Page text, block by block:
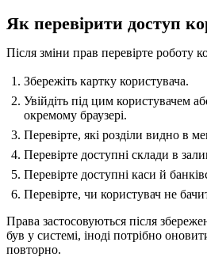
Як перевірити доступ
Після зміни прав перевірте роботу
Збережіть картку користувача.
Увійдіть під цим користувачем
окремому браузері.
Перевірте, які розділи видно в
Перевірте доступні склади в
Перевірте доступні каси й
Перевірте, чи користувач не
Права застосовуються після
був у системі, іноді потрібно
повторно.